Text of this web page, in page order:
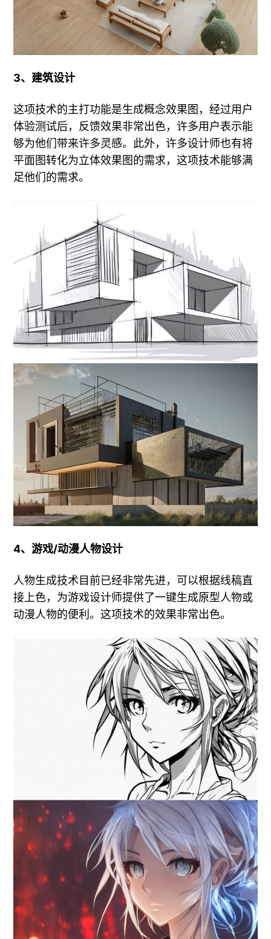
3、建筑设计
这项技术的主打功能是生成概念效果图，经过用户
体验测试后，反馈效果非常出色，许多用户表示能
够为他们带来许多灵感。此外，许多设计师也有将
平面图转化为立体效果图的需求，这项技术能够满
足他们的需求。
4、游戏/动漫人物设计
人物生成技术目前已经非常先进，可以根据线稿直
接上色，为游戏设计师提供了一键生成原型人物或
动漫人物的便利。这项技术的效果非常出色。